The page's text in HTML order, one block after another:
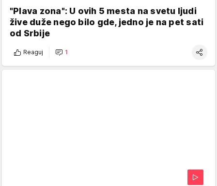
"Plava zona": U ovih 5 mesta na svetu ljudi
žive duže nego bilo gde, jedno je na pet sati
od Srbije
Reaguj 1